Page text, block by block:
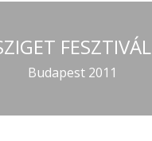
FESZTIVÁL
Budapest 2011